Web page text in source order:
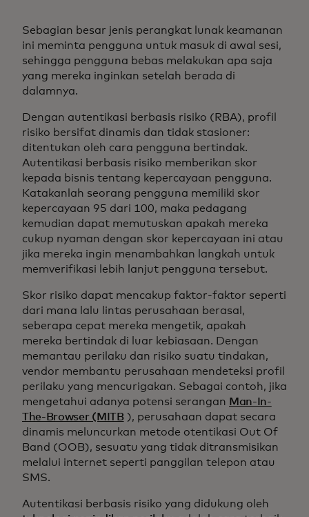
Sebagian besar jenis perangkat lunak keamanan
ini meminta pengguna untuk masuk di awal sesi,
sehingga pengguna bebas melakukan apa saja
yang mereka inginkan setelah berada di
dalamnya.
Dengan autentikasi berbasis risiko (RBA), profil
risiko bersifat dinamis dan tidak stasioner:
ditentukan oleh cara pengguna bertindak.
Autentikasi berbasis risiko memberikan skor
kepada bisnis tentang kepercayaan pengguna.
Katakanlah seorang pengguna memiliki skor
kepercayaan 95 dari 100, maka pedagang
kemudian dapat memutuskan apakah mereka
cukup nyaman dengan skor kepercayaan ini atau
jika mereka ingin menambahkan langkah untuk
memverifikasi lebih lanjut pengguna tersebut.
Skor risiko dapat mencakup faktor-faktor seperti
dari mana lalu lintas perusahaan berasal,
seberapa cepat mereka mengetik, apakah
mereka bertindak di luar kebiasaan. Dengan
memantau perilaku dan risiko suatu tindakan,
vendor membantu perusahaan mendeteksi profil
perilaku yang mencurigakan. Sebagai contoh, jika
mengetahui adanya potensi serangan Man-In-
The-Browser (MITB), perusahaan dapat secara
dinamis meluncurkan metode otentikasi Out Of
Band (OOB), sesuatu yang tidak ditransmisikan
melalui internet seperti panggilan telepon atau
SMS.
Autentikasi berbasis risiko yang didukung oleh